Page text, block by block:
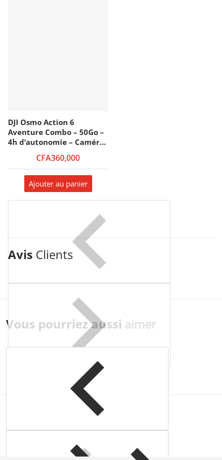
DJI Osmo Action 6
Aventure Combo – 50Go –
4h d’autonomie – Caméra
– Double écran tactile –
CFA360,000
Ajouter au panier
Avis Clients
Vous pourriez aussi aimer
Complementary